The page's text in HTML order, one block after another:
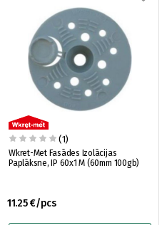
(1)
Wkret-Met Fasādes Izolācijas
Paplāksne, IP 60x1 M (60mm 100gb)
11.25 €/pcs